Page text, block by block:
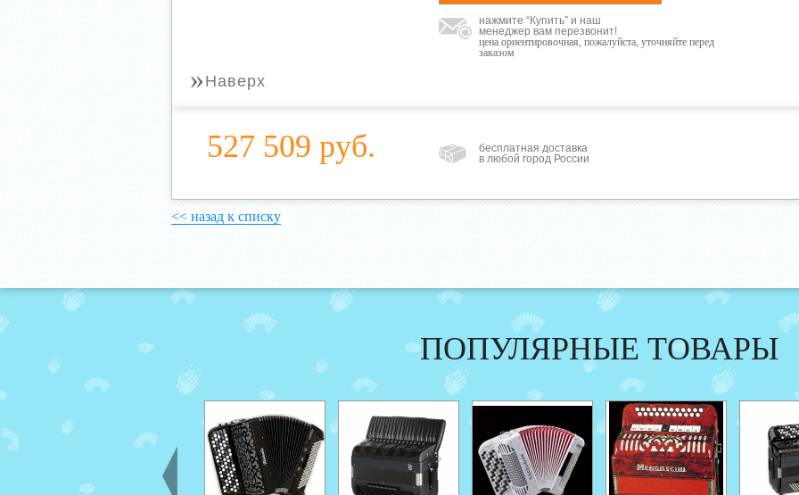
нажмите “Купить” и наш
менеджер вам перезвонит!
цена ориентировочная, пожалуйста, уточняйте перед
заказом
» Наверх
527 509 руб.
бесплатная доставка
в любой город России
<< назад к списку
ПОПУЛЯРНЫЕ ТОВАРЫ